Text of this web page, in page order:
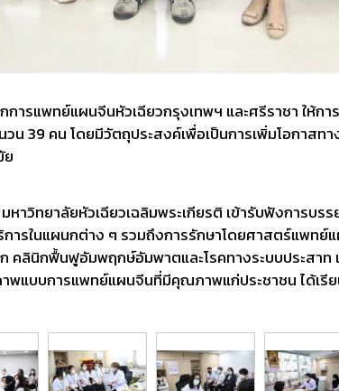
การแพทย์แผนจีนหัวเฉียวกรุงเทพฯ และศรีราชา ใ
น 39 คน โดยมีวัตถุประสงค์เพื่อเป็นการเพิ่มโอกาส
ย
าวิทยาลัยหัวเฉียวเฉลิมพระเกียรติ เข้ารับฟังการบร
ารในแผนกต่าง ๆ รวมถึงการรักษาโดยศาสตร์แพท
คลินิกฟื้นฟูอัมพฤกษ์อัมพาตและโรคทางระบบประสา
แบบการแพทย์แผนจีนที่มีคุณภาพแก่ประชาชน ได้เรี